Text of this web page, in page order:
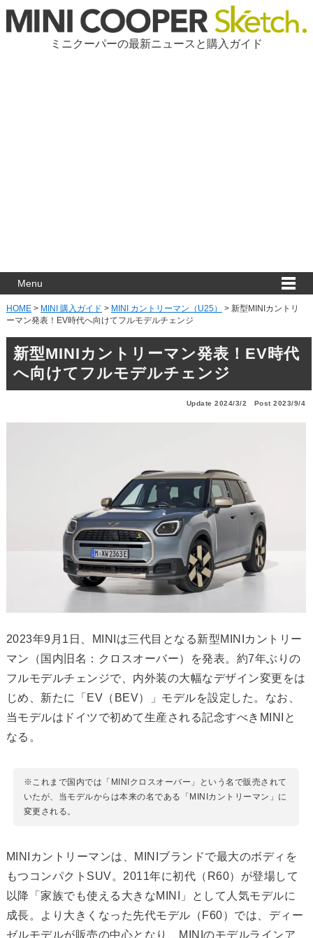
ミニクーパーの最新ニュースと購入ガイド
Menu
HOME> MINI 購入ガイド > MINI カントリーマン（U25） > 新型MINIカントリ
ーマン発表！EV時代へ向けてフルモデルチェンジ
新型MINIカントリーマン発表！EV時代
へ向けてフルモデルチェンジ
Update 2024/3/2 Post 2023/9/4
2023年9月1日、MINIは三代目となる新型MINIカントリー
マン（国内旧名：クロスオーバー）を発表。約7年ぶりの
フルモデルチェンジで、内外装の大幅なデザイン変更をは
じめ、新たに「EV（BEV）」モデルを設定した。なお、
当モデルはドイツで初めて生産される記念すべきMINIと
なる。
※これまで国内では「MINIクロスオーバー」という名で販売されて
いたが、当モデルからは本来の名である「MINIカントリーマン」に
変更される。
MINIカントリーマンは、MINIブランドで最大のボディを
もつコンパクトSUV。2011年に初代（R60）が登場して
以降「家族でも使える大きなMINI」として人気モデルに
成長。より大きくなった先代モデル（F60）では、ディー
ゼルモデルが販売の中心となり、MINIのモデルラインア